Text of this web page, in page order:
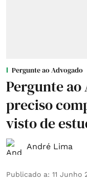
Pergunte ao Advogado
Pergunte ao
preciso
visto de
André Lima
Publicado a: 11 Junho